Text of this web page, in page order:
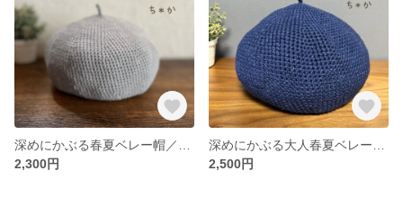
2,300円
2,500円